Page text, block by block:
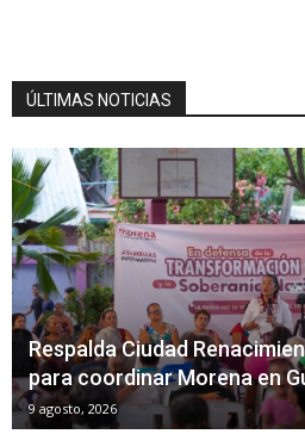
ÚLTIMAS NOTICIAS
Respalda Ciudad
para coordinar Morena en
9 agosto, 2026